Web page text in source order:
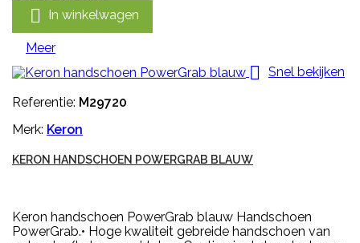
 In winkelwagen
Meer
 Snel bekijken
Referentie: M29720
Merk: Keron
KERON HANDSCHOEN POWERGRAB BLAUW
Keron handschoen PowerGrab blauw Handschoen
PowerGrab.• Hoge kwaliteit gebreide handschoen van